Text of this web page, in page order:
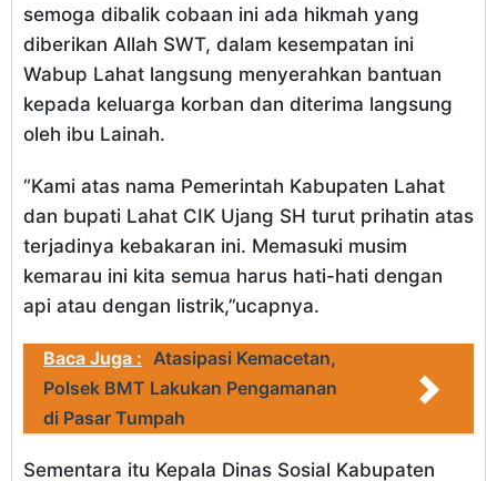
semoga dibalik cobaan ini ada hikmah yang
diberikan Allah SWT, dalam kesempatan ini
Wabup Lahat langsung menyerahkan bantuan
kepada keluarga korban dan diterima langsung
oleh ibu Lainah.
“Kami atas nama Pemerintah Kabupaten Lahat
dan bupati Lahat CIK Ujang SH turut prihatin atas
terjadinya kebakaran ini. Memasuki musim
kemarau ini kita semua harus hati-hati dengan
api atau dengan listrik,”ucapnya.
Baca Juga : Atasipasi Kemacetan,
Polsek BMT Lakukan Pengamanan
di Pasar Tumpah
Sementara itu Kepala Dinas Sosial Kabupaten